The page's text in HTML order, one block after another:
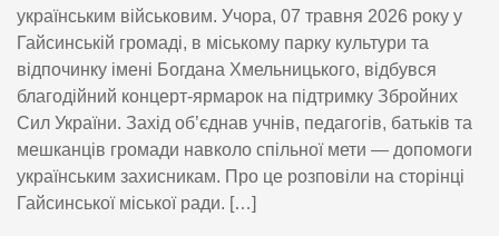
українським військовим. Учора, 07 травня 2026 року у
Гайсинській громаді, в міському парку культури та
відпочинку імені Богдана Хмельницького, відбувся
благодійний концерт-ярмарок на підтримку Збройних
Сил України. Захід об’єднав учнів, педагогів, батьків та
мешканців громади навколо спільної мети — допомоги
українським захисникам. Про це розповіли на сторінці
Гайсинської міської ради. […]